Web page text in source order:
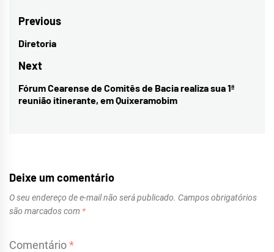
Navegação
de
Post
Previous
Previous
post:
Diretoria
Next
Next
post:
Fórum Cearense de Comitês de Bacia realiza sua 1ª
reunião itinerante, em Quixeramobim
Deixe um comentário
O seu endereço de e-mail não será publicado. Campos obrigatórios
são marcados com *
Comentário*